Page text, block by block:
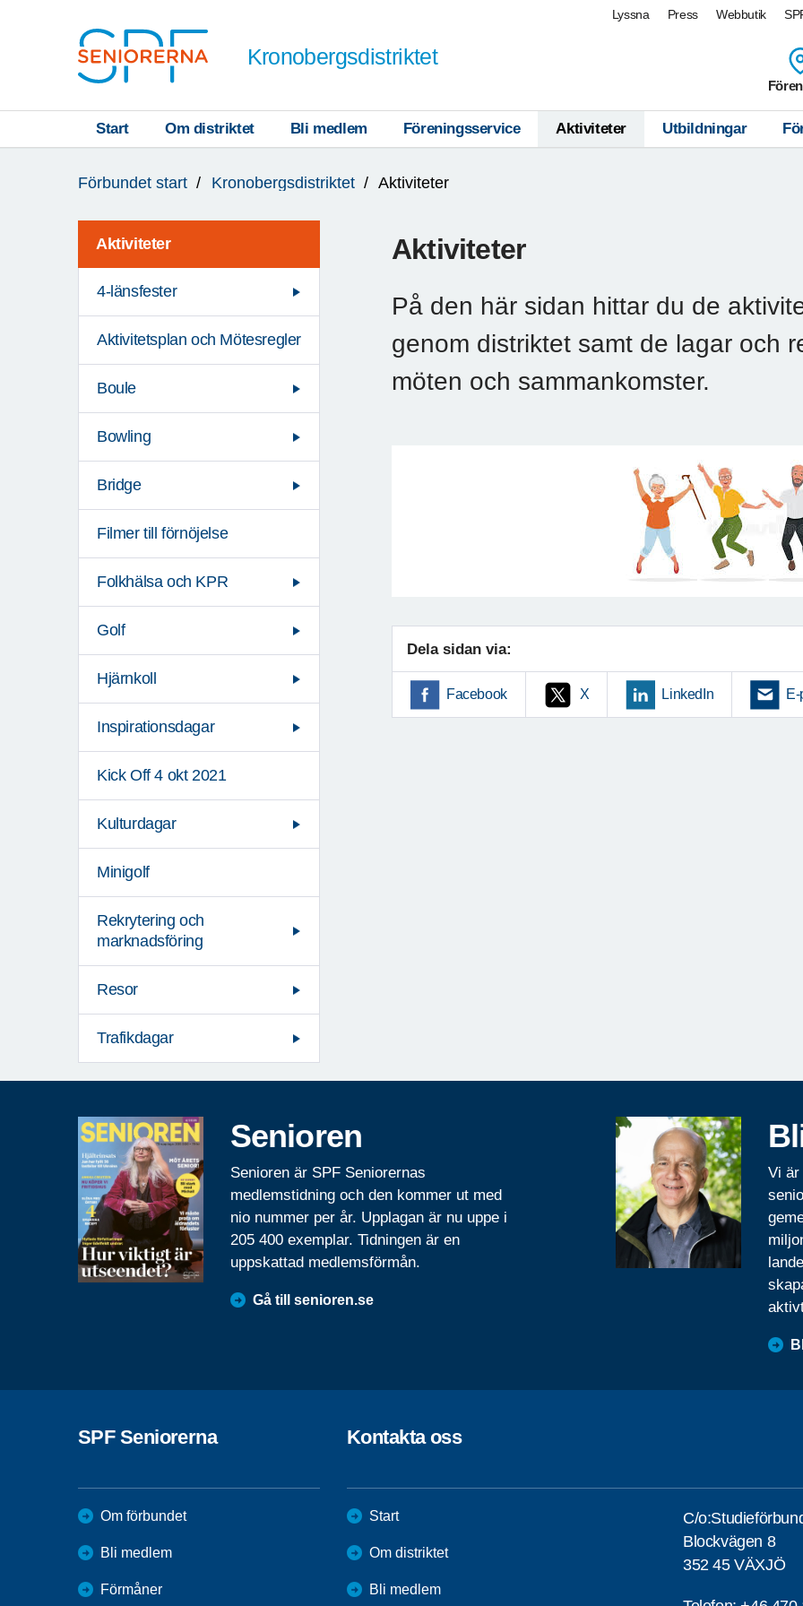
Lyssna Press Webbutik
Kronobergsdistriktet
Start Om distriktet Bli medlem Föreningsservice Aktiviteter Utbildningar
är
Förbundet start Kronobergsdistriktet Aktiviteter
Aktiviteter
4-länsfester
Aktivitetsplan och Mötesregler
Boule
Bowling
Bridge
Filmer till förnöjelse
Folkhälsa och KPR
Golf
Hjärnkoll
Inspirationsdagar
Kick Off 4 okt 2021
Kulturdagar
Minigolf
Rekrytering och
marknadsföring
Resor
Trafikdagar
Aktiviteter
På den här sidan hittar du de
genom distriktet samt de lagar och
möten och sammankomster.
Dela sidan via:
Facebook X LinkedIn
Senioren
Senioren är SPF Seniorernas
medlemstidning och den kommer ut med
nio nummer per år. Upplagan är nu uppe i
205 400 exemplar. Tidningen är en
uppskattad medlemsförmån.
Gå till senioren.se
Vi är
SPF Seniorerna
Om förbundet
Bli medlem
Förmåner
Kontakta oss
Start
Om distriktet
Bli medlem
C/
Blockvägen 8
352 45 VÄXJÖ